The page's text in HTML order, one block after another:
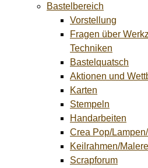
Bastelbereich
Vorstellung
Fragen über
Techniken
Bastelquatsch
Aktionen und
Karten
Stempeln
Handarbeiten
Crea Pop/
Keilrahmen/
Scrapforum